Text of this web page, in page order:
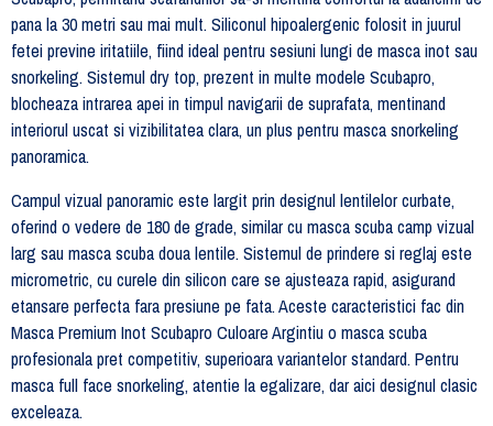
pana la 30 metri sau mai mult. Siliconul hipoalergenic folosit in juurul
fetei previne iritatiile, fiind ideal pentru sesiuni lungi de masca inot sau
snorkeling. Sistemul dry top, prezent in multe modele Scubapro,
blocheaza intrarea apei in timpul navigarii de suprafata, mentinand
interiorul uscat si vizibilitatea clara, un plus pentru masca snorkeling
panoramica.
Campul vizual panoramic este largit prin designul lentilelor curbate,
oferind o vedere de 180 de grade, similar cu masca scuba camp vizual
larg sau masca scuba doua lentile. Sistemul de prindere si reglaj este
micrometric, cu curele din silicon care se ajusteaza rapid, asigurand
etansare perfecta fara presiune pe fata. Aceste caracteristici fac din
Masca Premium Inot Scubapro Culoare Argintiu o masca scuba
profesionala pret competitiv, superioara variantelor standard. Pentru
masca full face snorkeling, atentie la egalizare, dar aici designul clasic
exceleaza.